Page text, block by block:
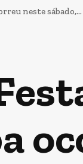
neste sábado,...